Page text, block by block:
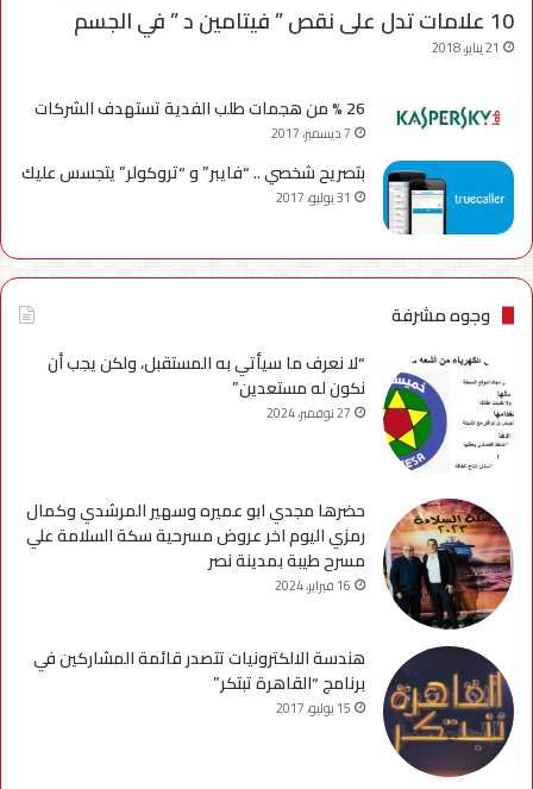
10 علامات تدل على نقص ” فيتامين د ” في الجسم
21 يناير، 2018
26 % من هجمات طلب الفدية تستهدف الشركات
7 ديسمبر، 2017
بتصريح شخصي .. “فايبر” و “تروكولر” يتجسس عليك
31 يوليو، 2017
وجوه مشرفة
“لا نعرف ما سيأتي به المستقبل، ولكن يجب أن
نكون له مستعدين”
27 نوفمبر، 2024
حضرها مجدي ابو عميره وسهير المرشدي وكمال
رمزي اليوم اخر عروض مسرحية سكة السلامة علي
مسرح طيبة بمدينة نصر
16 فبراير، 2024
هندسة الالكترونيات تتصدر قائمة المشاركين في
برنامج “القاهرة تبتكر”
15 يوليو، 2017